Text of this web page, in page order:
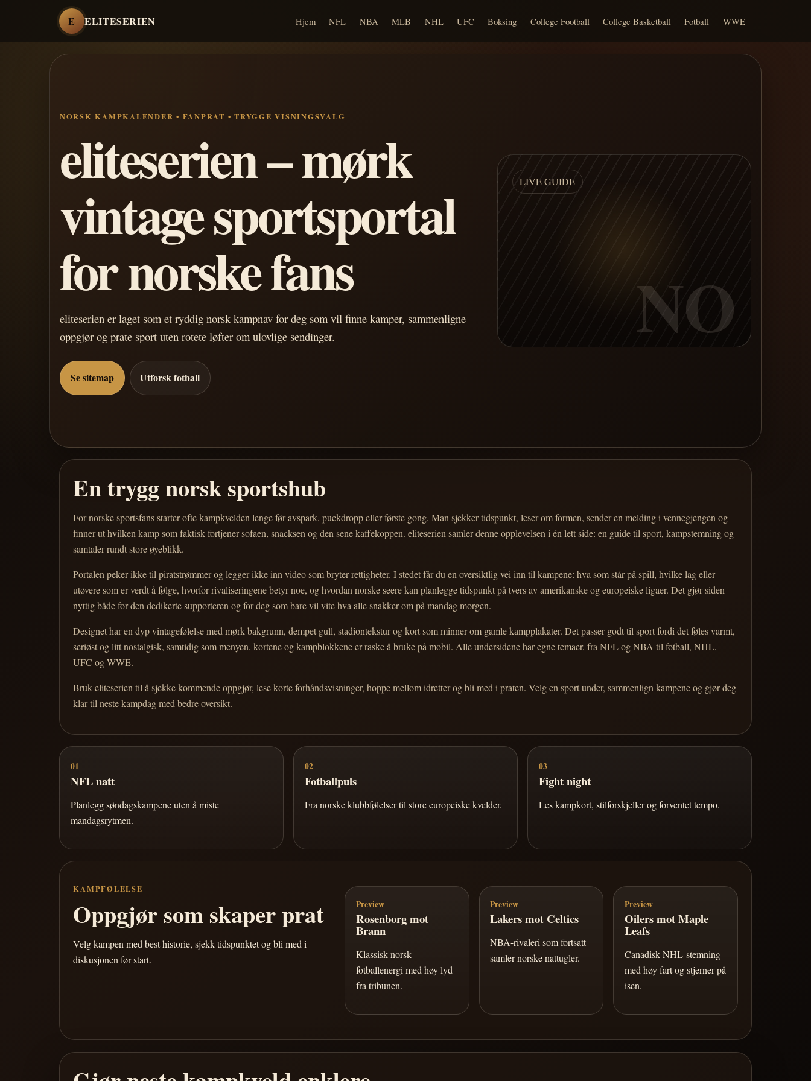
E ELITESERIEN Hjem NFL NBA MLB NHL UFC Boksing College Football College Basketball Fotball WWE
NORSK KAMPKALENDER • FANPRAT • TRYGGE VISNINGSVALG
eliteserien – mørk
vintage sportsportal
for norske fans
eliteserien er laget som et ryddig norsk kampnav for deg som vil finne kamper, sammenligne
oppgjør og prate sport uten rotete løfter om ulovlige sendinger.
Se sitemap Utforsk fotball
LIVE GUIDE
NO
En trygg norsk sportshub
For norske sportsfans starter ofte kampkvelden lenge før avspark, puckdropp eller første gong. Man sjekker tidspunkt, leser om formen, sender en melding i vennegjengen og
finner ut hvilken kamp som faktisk fortjener sofaen, snacksen og den sene kaffekoppen. eliteserien samler denne opplevelsen i én lett side: en guide til sport, kampstemning og
samtaler rundt store øyeblikk.
Portalen peker ikke til piratstrømmer og legger ikke inn video som bryter rettigheter. I stedet får du en oversiktlig vei inn til kampene: hva som står på spill, hvilke lag eller
utøvere som er verdt å følge, hvorfor rivaliseringene betyr noe, og hvordan norske seere kan planlegge tidspunkt på tvers av amerikanske og europeiske ligaer. Det gjør siden
nyttig både for den dedikerte supporteren og for deg som bare vil vite hva alle snakker om på mandag morgen.
Designet har en dyp vintagefølelse med mørk bakgrunn, dempet gull, stadiontekstur og kort som minner om gamle kampplakater. Det passer godt til sport fordi det føles varmt,
seriøst og litt nostalgisk, samtidig som menyen, kortene og kampblokkene er raske å bruke på mobil. Alle undersidene har egne temaer, fra NFL og NBA til fotball, NHL,
UFC og WWE.
Bruk eliteserien til å sjekke kommende oppgjør, lese korte forhåndsvisninger, hoppe mellom idretter og bli med i praten. Velg en sport under, sammenlign kampene og gjør deg
klar til neste kampdag med bedre oversikt.
01
NFL natt
Planlegg søndagskampene uten å miste
mandagsrytmen.
02
Fotballpuls
Fra norske klubbfølelser til store europeiske kvelder.
03
Fight night
Les kampkort, stilforskjeller og forventet tempo.
KAMPFØLELSE
Oppgjør som skaper prat
Velg kampen med best historie, sjekk tidspunktet og bli med i
diskusjonen før start.
Preview
Rosenborg mot
Brann
Klassisk norsk
fotballenergi med høy lyd
fra tribunen.
Preview
Lakers mot Celtics
NBA-rivaleri som fortsatt
samler norske nattugler.
Preview
Oilers mot Maple
Leafs
Canadisk NHL-stemning
med høy fart og stjerner på
isen.